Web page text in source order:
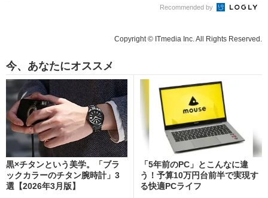
Recommended by
Copyright © ITmedia Inc. All Rights Reserved.
今、あなたにオススメ
黒×チタンという美学。「ブラ
ックカラーのチタン腕時計」3
選【2026年3月版】
「5年前のPC」とこんなに違
う！予算10万円台前半で実現す
る快適PCライフ